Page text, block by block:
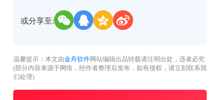
或分享至:
温馨提示：本文由金舟软件网站编辑出品转载请注明出处，违者必究
(部分内容来源于网络，经作者整理后发布，如有侵权，请立刻联系我
们处理)